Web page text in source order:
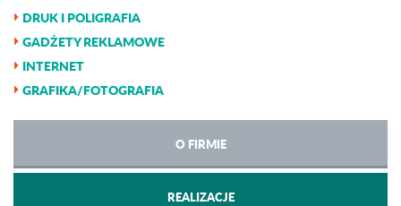
DRUK I POLIGRAFIA
GADŻETY REKLAMOWE
INTERNET
GRAFIKA/FOTOGRAFIA
O FIRMIE
REALIZACJE